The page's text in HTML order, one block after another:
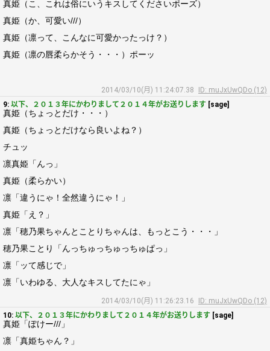
真姫（こ、これは俗にいうキスしてくださいポーズ）
真姫（か、可愛い///）
真姫（凛って、こんなに可愛かったっけ？）
真姫（凛の唇柔らかそう・・・）ポーッ
2014/03/10(月) 11:24:07.38
ID: muJxUwQDo (12)
9: 以下、２０１３年にかわりまして２０１４年がお送りします [sage]
真姫（ちょっとだけ・・・）
真姫（ちょっとだけなら良いよね？）
チュッ
凛真姫「んっ」
真姫（柔らかい）
凛「違うにゃ！全然違うにゃ！」
真姫「え？」
凛「穂乃果ちゃんとことりちゃんは、もっとこう・・・」
穂乃果ことり「んっちゅっちゅっちゅぱっ」
凛「ッて感じで」
凛「いわゆる、大人なキスしてたにゃ」
2014/03/10(月) 11:26:23.16
ID: muJxUwQDo (12)
10: 以下、２０１３年にかわりまして２０１４年がお送りします [sage]
真姫「ぽけー///」
凛「真姫ちゃん？」